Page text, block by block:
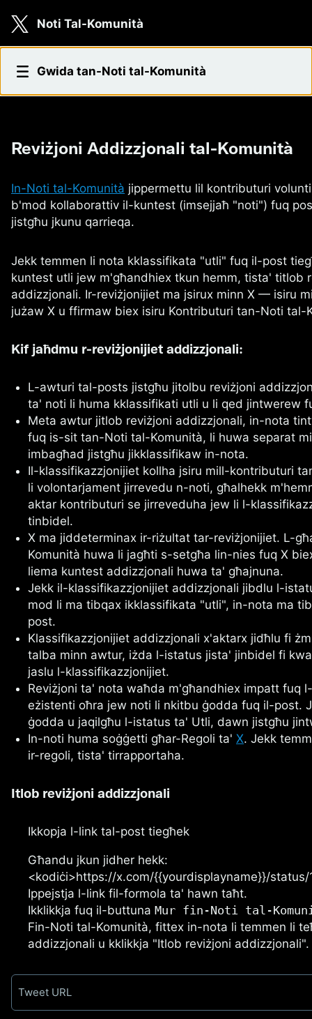
Noti Tal-Komunità
Reviżjoni addizzjonali
Gwida tan-Noti tal-Komunità
Reviżjoni Addizzjonali tal-Komunità
In-Noti tal-Komunità jippermettu lil kontributuri
b'mod kollaborattiv il-kuntest (imsejjaħ "noti") fuq
jistgħu jkunu qarrieqa.
Jekk temmen li nota kklassifikata "utli" fuq il-post
kuntest utli jew m'għandhiex tkun hemm, tista' titlob
addizzjonali. Ir-reviżjonijiet ma jsirux minn X — isiru
jużaw X u ffirmaw biex isiru Kontributuri tan-Noti tal-
Kif jaħdmu r-reviżjonijiet addizzjonali:
L-awturi tal-posts jistgħu jitolbu reviżjoni
ta' noti li huma kklassifikati utli u li qed jintwerew
Meta awtur jitlob reviżjoni addizzjonali, in-nota
fuq is-sit tan-Noti tal-Komunità, li huwa separat
imbagħad jistgħu jikklassifikaw in-nota.
Il-klassifikazzjonijiet kollha jsiru mill-kontributuri
li volontarjament jirrevedu n-noti, għalhekk
aktar kontributuri se jirreveduha jew li l-
tinbidel.
X ma jiddeterminax ir-riżultat tar-reviżjonijiet. L-
Komunità huwa li jagħti s-setgħa lin-nies fuq X
liema kuntest addizzjonali huwa ta' għajnuna.
Jekk il-klassifikazzjonijiet addizzjonali jibdlu l-
mod li ma tibqax ikklassifikata "utli", in-nota ma
post.
Klassifikazzjonijiet addizzjonali x'aktarx jidħlu fi
talba minn awtur, iżda l-istatus jista' jinbidel fi
jaslu l-klassifikazzjonijiet.
Reviżjoni ta' nota waħda m'għandhiex impatt fuq
eżistenti oħra jew noti li nkitbu ġodda fuq il-post.
ġodda u jaqilgħu l-istatus ta' Utli, dawn jistgħu
In-noti huma soġġetti għar-Regoli ta' X. Jekk
ir-regoli, tista' tirrapportaha.
Itlob reviżjoni addizzjonali
Ikkopja l-link tal-post tiegħek
Għandu jkun jidher hekk:
<kodiċi>https://x.com/{{yourdisplayname}}/
Ippejstja l-link fil-formola ta' hawn taħt.
Ikklikkja fuq il-buttuna Mur fin-Noti tal-
Fin-Noti tal-Komunità, fittex in-nota li temmen li
addizzjonali u kklikkja "Itlob reviżjoni addizzjonali".
Tweet URL